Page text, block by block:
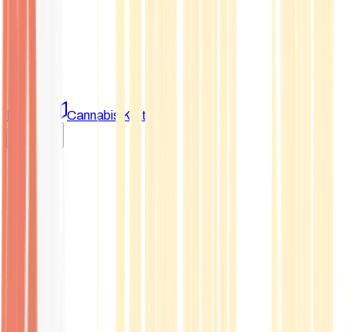
Marken Cannabis Karte